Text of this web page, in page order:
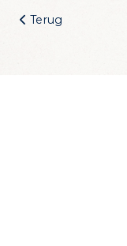
Wijn Tonno
Terug